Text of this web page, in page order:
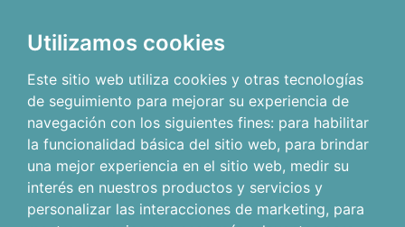
Utilizamos cookies
Este sitio web utiliza cookies y otras tecnologías
de seguimiento para mejorar su experiencia de
navegación con los siguientes fines: para habilitar
la funcionalidad básica del sitio web, para brindar
una mejor experiencia en el sitio web, medir su
interés en nuestros productos y servicios y
personalizar las interacciones de marketing, para